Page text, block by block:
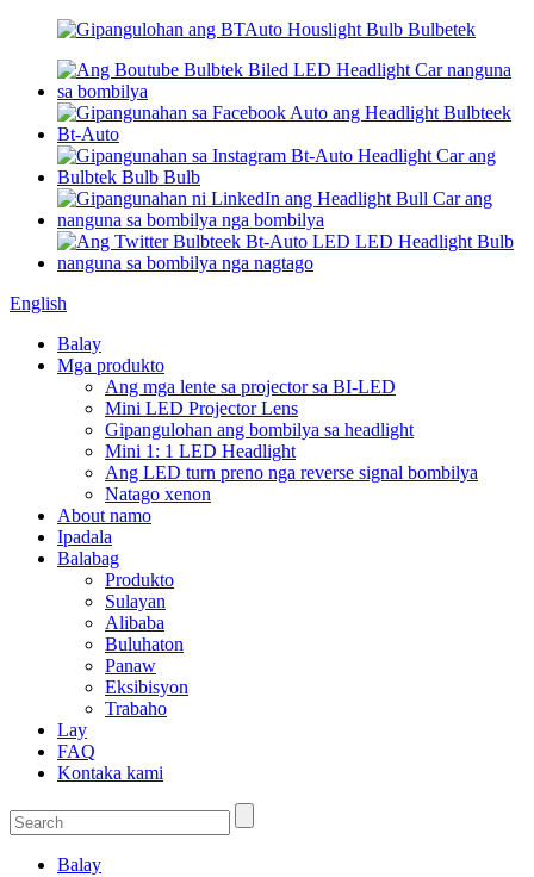
English
Balay
Mga produkto
Ang mga lente sa projector sa BI-LED
Mini LED Projector Lens
Gipangulohan ang bombilya sa headlight
Mini 1: 1 LED Headlight
Ang LED turn preno nga reverse signal bombilya
Natago xenon
About namo
Ipadala
Balabag
Produkto
Sulayan
Alibaba
Buluhaton
Panaw
Eksibisyon
Trabaho
Lay
FAQ
Kontaka kami
Balay